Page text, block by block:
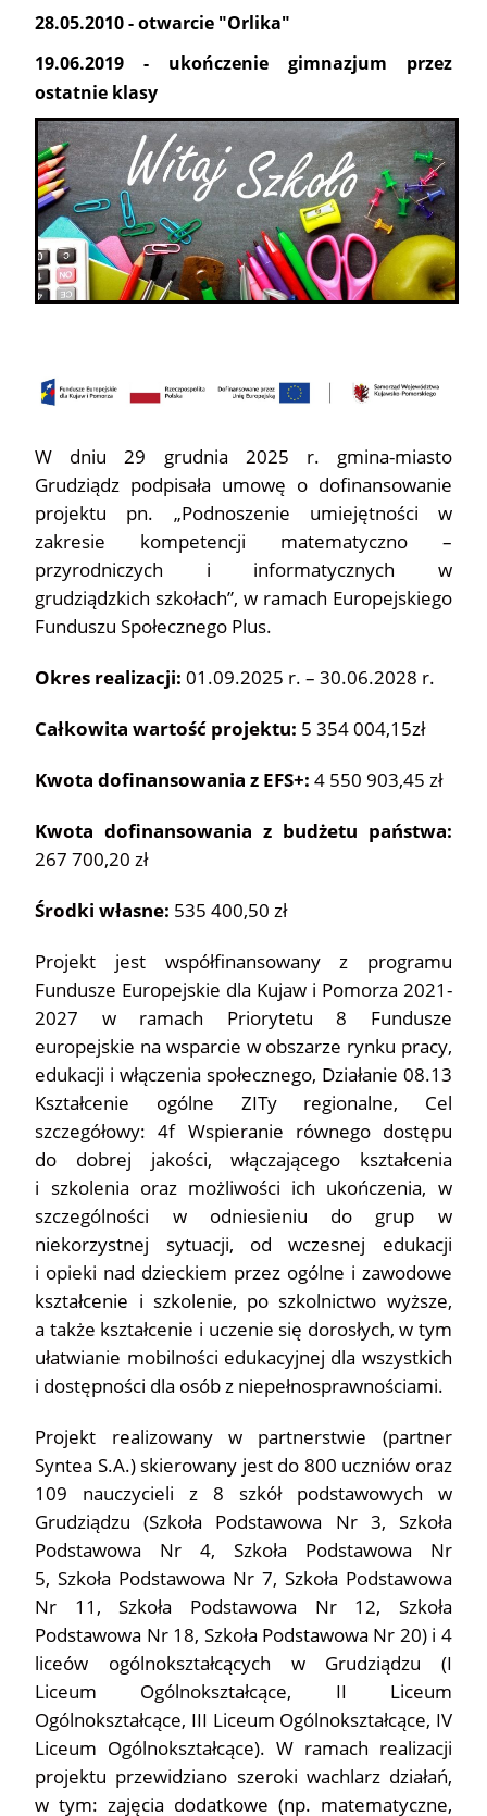
28.05.2010 - otwarcie "Orlika"
19.06.2019 - ukończenie gimnazjum przez
ostatnie klasy
W dniu 29 grudnia 2025 r. gmina-miasto
Grudziądz podpisała umowę o dofinansowanie
projektu pn. „Podnoszenie umiejętności w
zakresie kompetencji matematyczno –
przyrodniczych i informatycznych w
grudziądzkich szkołach”, w ramach Europejskiego
Funduszu Społecznego Plus.
Okres realizacji: 01.09.2025 r. – 30.06.2028 r.
Całkowita wartość projektu: 5 354 004,15zł
Kwota dofinansowania z EFS+: 4 550 903,45 zł
Kwota dofinansowania z budżetu państwa:
267 700,20 zł
Środki własne: 535 400,50 zł
Projekt jest współfinansowany z programu
Fundusze Europejskie dla Kujaw i Pomorza 2021-
2027 w ramach Priorytetu 8 Fundusze
europejskie na wsparcie w obszarze rynku pracy,
edukacji i włączenia społecznego, Działanie 08.13
Kształcenie ogólne ZITy regionalne, Cel
szczegółowy: 4f Wspieranie równego dostępu
do dobrej jakości, włączającego kształcenia
i szkolenia oraz możliwości ich ukończenia, w
szczególności w odniesieniu do grup w
niekorzystnej sytuacji, od wczesnej edukacji
i opieki nad dzieckiem przez ogólne i zawodowe
kształcenie i szkolenie, po szkolnictwo wyższe,
a także kształcenie i uczenie się dorosłych, w tym
ułatwianie mobilności edukacyjnej dla wszystkich
i dostępności dla osób z niepełnosprawnościami.
Projekt realizowany w partnerstwie (partner
Syntea S.A.) skierowany jest do 800 uczniów oraz
109 nauczycieli z 8 szkół podstawowych w
Grudziądzu (Szkoła Podstawowa Nr 3, Szkoła
Podstawowa Nr 4, Szkoła Podstawowa Nr
5, Szkoła Podstawowa Nr 7, Szkoła Podstawowa
Nr 11, Szkoła Podstawowa Nr 12, Szkoła
Podstawowa Nr 18, Szkoła Podstawowa Nr 20) i 4
liceów ogólnokształcących w Grudziądzu (I
Liceum Ogólnokształcące, II Liceum
Ogólnokształcące, III Liceum Ogólnokształcące, IV
Liceum Ogólnokształcące). W ramach realizacji
projektu przewidziano szeroki wachlarz działań,
w tym: zajęcia dodatkowe (np. matematyczne,